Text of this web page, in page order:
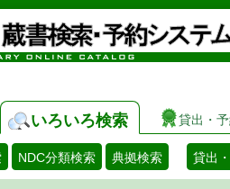
いろいろ検索 貸出・
NDC分類検索 典拠検索 貸出